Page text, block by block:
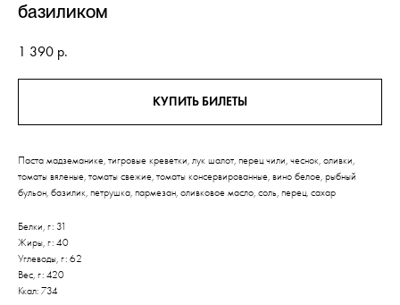
базиликом
1 390 р.
КУПИТЬ БИЛЕТЫ
Паста мадземанике, тигровые креветки, лук шалот, перец чили, чеснок, оливки,
томаты вяленые, томаты свежие, томаты консервированные, вино белое, рыбный
бульон, базилик, петрушка, пармезан, оливковое масло, соль, перец, сахар
Белки, г: 31
Жиры, г: 40
Углеводы, г: 62
Вес, г: 420
Ккал: 734